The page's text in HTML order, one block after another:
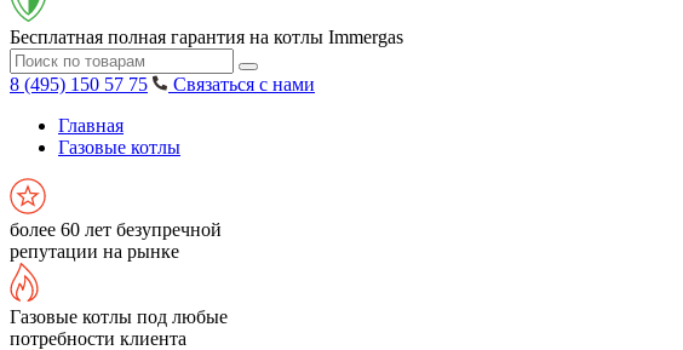
Бесплатная полная гарантия на котлы Immergas
8 (495) 150 57 75
Связаться с нами
Главная
Газовые котлы
более 60 лет безупречной
репутации на рынке
Газовые котлы под любые
потребности клиента